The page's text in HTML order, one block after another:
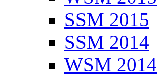
SSM 2015
SSM 2014
WSM 2014